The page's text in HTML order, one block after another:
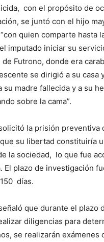
con el propósito de
se juntó con el hijo
quien comparte hasta
imputado iniciar su
Futrono, donde era
se dirigió a su casa
su madre fallecida y a su
sobre la cama”.
la prisión preventiva
su libertad constituiría
la sociedad, lo que fue
El plazo de investigación
días.
que durante el plazo
diligencias para
se realizarán exámenes